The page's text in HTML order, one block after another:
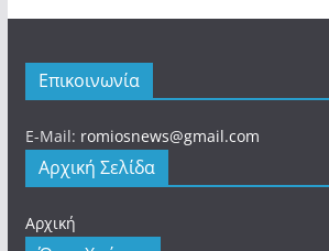
Επικοινωνία
E-Mail: romiosnews@gmail.com
Αρχική Σελίδα
Αρχική